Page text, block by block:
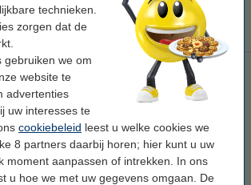
technieken.
zorgen dat de
gebruiken we om
website te
advertenties
uw interesses te
cookiebeleid leest u welke cookies we
8 partners daarbij horen; hier kunt u uw
moment aanpassen of intrekken. In ons
u hoe we met uw gegevens omgaan. De
deze cartridge i.p.v. de originele cartridge te
79XL serie zwart + 3 kleuren (123inkt
99 ml multipack
Bekijk de specificaties en omschrijving
Direct leverbaar
Morgen in huis